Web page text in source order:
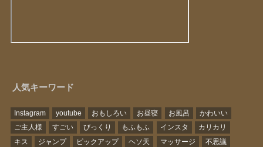
人気キーワード
Instagram youtube おもしろい お昼寝 お風呂
かわいい
ご主人様
すごい びっくり もふもふ インスタ
カリカリ
キス
ジャンプ ピックアップ ヘソ天 マッサージ
不思議